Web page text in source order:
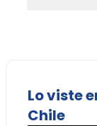
Lo viste
Chile